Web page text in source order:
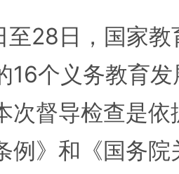
日，国家教
16个义务教育
次督导检查是
例》和《国务